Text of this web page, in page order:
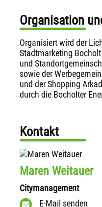
Organisation
Organisiert wird der
Stadtmarketing
und
sowie der
und der Shopping
durch die Bocholter
Kontakt
Maren Weitauer
Citymanagement
E-Mail senden